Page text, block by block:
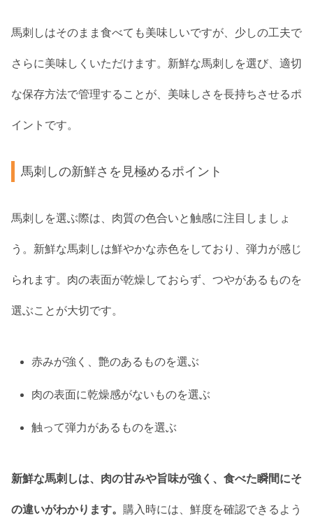
馬刺しはそのまま食べても美味しいですが、少しの工夫で
さらに美味しくいただけます。新鮮な馬刺しを選び、適切
な保存方法で管理することが、美味しさを長持ちさせるポ
イントです。
馬刺しの新鮮さを見極めるポイント
馬刺しを選ぶ際は、肉質の色合いと触感に注目しましょ
う。新鮮な馬刺しは鮮やかな赤色をしており、弾力が感じ
られます。肉の表面が乾燥しておらず、つやがあるものを
選ぶことが大切です。
赤みが強く、艶のあるものを選ぶ
肉の表面に乾燥感がないものを選ぶ
触って弾力があるものを選ぶ
新鮮な馬刺しは、肉の甘みや旨味が強く、食べた瞬間にそ
の違いがわかります。 購入時には、鮮度を確認できるよう